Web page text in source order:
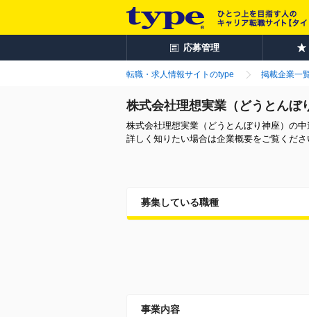
応募管理
転職・求人情報サイトのtype 掲載企業一
株式会社理想実業（どうとんぼ
株式会社理想実業（どうとんぼり神座）の
詳しく知りたい場合は企業概要をご覧くださ
募集している職種
事業内容